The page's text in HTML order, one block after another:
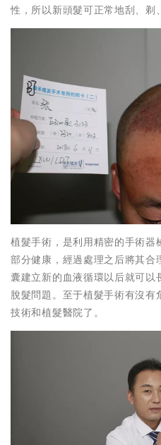
性，所以新頭髮可正常地刮、剃
植髮手術，是利用精密的手術
部分健康，經過處理之后將其
囊建立新的血液循環以后就可
脫髮問題。至于植髮手術有沒
技術和植髮醫院了。